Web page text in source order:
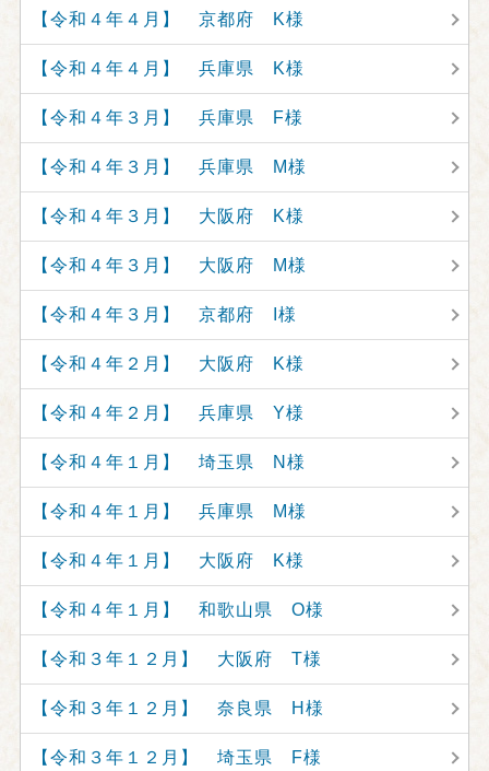
【令和４年４月】 京都府 K様
【令和４年４月】 兵庫県 K様
【令和４年３月】 兵庫県 F様
【令和４年３月】 兵庫県 M様
【令和４年３月】 大阪府 K様
【令和４年３月】 大阪府 M様
【令和４年３月】 京都府 I様
【令和４年２月】 大阪府 K様
【令和４年２月】 兵庫県 Y様
【令和４年１月】 埼玉県 N様
【令和４年１月】 兵庫県 M様
【令和４年１月】 大阪府 K様
【令和４年１月】 和歌山県 O様
【令和３年１２月】 大阪府 T様
【令和３年１２月】 奈良県 H様
【令和３年１２月】 埼玉県 F様